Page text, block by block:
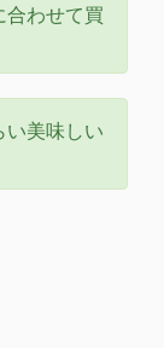
合わせて買
い美味しい